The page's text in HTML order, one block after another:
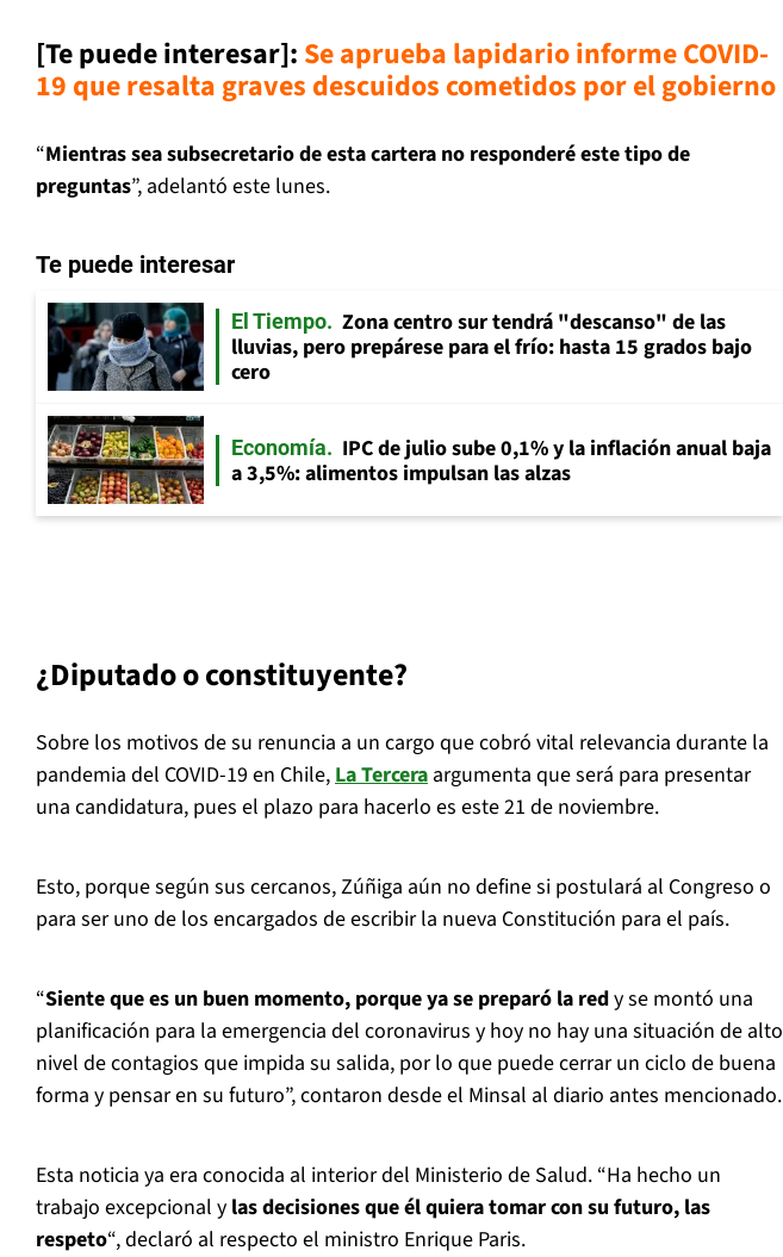
[Te puede interesar]: Se aprueba lapidario informe COVID-
19 que resalta graves descuidos cometidos por el gobierno
“Mientras sea subsecretario de esta cartera no responderé este tipo de
preguntas”, adelantó este lunes.
Te puede interesar
El Tiempo
Zona centro sur tendrá "descanso" de las
lluvias, pero prepárese para el frío: hasta 15 grados bajo
cero
Economía
IPC de julio sube 0,1% y la inflación anual baja
a 3,5%: alimentos impulsan las alzas
¿Diputado o constituyente?
Sobre los motivos de su renuncia a un cargo que cobró vital relevancia durante la
pandemia del COVID-19 en Chile,La Tercera argumenta que será para presentar
una candidatura, pues el plazo para hacerlo es este 21 de noviembre.
Esto, porque según sus cercanos, Zúñiga aún no define si postulará al Congreso o
para ser uno de los encargados de escribir la nueva Constitución para el país.
“Siente que es un buen momento, porque ya se preparó la redy se montó una
planificación para la emergencia del coronavirus y hoy no hay una situación de alto
nivel de contagios que impida su salida, por lo que puede cerrar un ciclo de buena
forma y pensar en su futuro”, contaron desde el Minsal al diario antes mencionado.
Esta noticia ya era conocida al interior del Ministerio de Salud. “Ha hecho un
trabajo excepcional y las decisiones que él quiera tomar con su futuro, las
respeto“, declaró al respecto el ministro Enrique Paris.